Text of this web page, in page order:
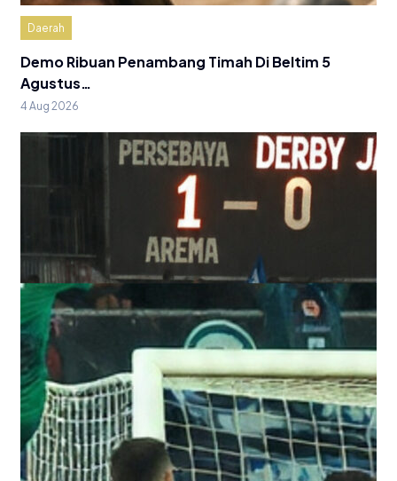
Daerah
Demo Ribuan Penambang Timah Di Beltim 5
Agustus…
4 Aug 2026